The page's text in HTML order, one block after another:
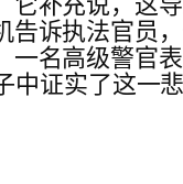
告诉执法官员
一名高级警官
中证实了这一